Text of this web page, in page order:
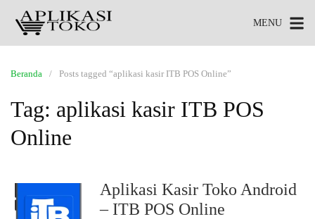
MENU
Beranda Posts tagged “aplikasi kasir ITB POS Online”
Tag: aplikasi kasir ITB POS
Online
Aplikasi Kasir Toko Android
– ITB POS Online